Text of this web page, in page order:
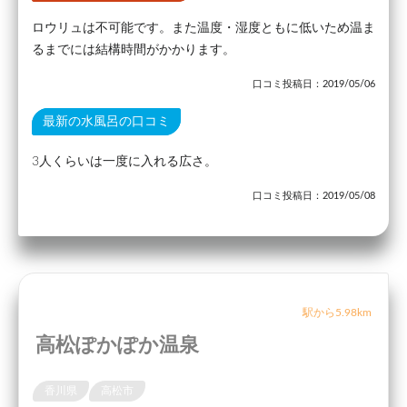
ロウリュは不可能です。また温度・湿度ともに低いため温ま
るまでには結構時間がかかります。
口コミ投稿日：2019/05/06
最新の水風呂の口コミ
3人くらいは一度に入れる広さ。
口コミ投稿日：2019/05/08
駅から5.98km
高松ぽかぽか温泉
香川県